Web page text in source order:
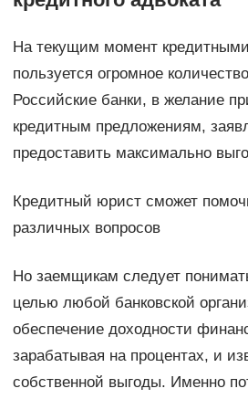
На текущим момент
пользуется огромное
Российские банки, в желание
кредитным предложениям,
предоставить максимально
Кредитный юрист сможет
различных вопросов
Но заемщикам следует
целью любой банковской
обеспечение доходности
зарабатывая на процентах, и
собственной выгоды. Именно